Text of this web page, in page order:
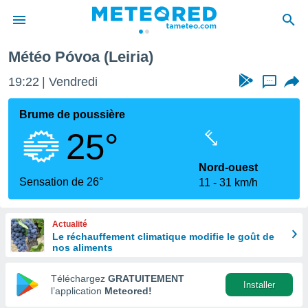
de
en
Météo Póvoa (Leiria)
19:22 Vendredi ...
Brume de poussière
25°
Sensation de 26°
Nord-ouest
11
31 km/h
Actualité
Le réchauffement climatique modifie le goût de
nos aliments
Téléchargez GRATUITEMENT
l’application Meteored!
Installer